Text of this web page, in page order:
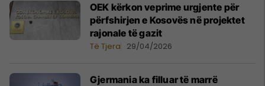
OEK kërkon veprime urgjente për
përfshirjen e Kosovës në projektet
rajonale të gazit
Të Tjera 29/04/2026
Gjermania ka filluar të marrë